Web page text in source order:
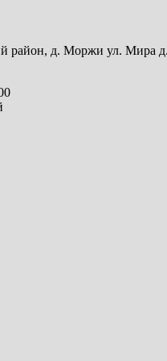
район, д. Моржи ул. Мира